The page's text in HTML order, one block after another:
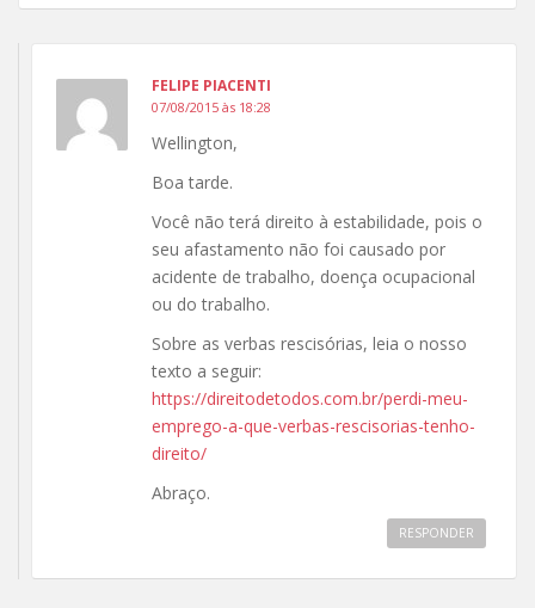
FELIPE PIACENTI
07/08/2015 às 18:28
Wellington,
Boa tarde.
Você não terá direito à estabilidade, pois o
seu afastamento não foi causado por
acidente de trabalho, doença ocupacional
ou do trabalho.
Sobre as verbas rescisórias, leia o nosso
texto a seguir:
https://direitodetodos.com.br/perdi-meu-
emprego-a-que-verbas-rescisorias-tenho-
direito/
Abraço.
RESPONDER